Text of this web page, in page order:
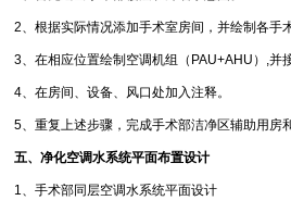
2、根据实际情况添加手术室房间，并绘制各手
3、在相应位置绘制空调机组（PAU+AHU）,并
4、在房间、设备、风口处加入注释。
5、重复上述步骤，完成手术部洁净区辅助用房
五、净化空调水系统平面布置设计
1、手术部同层空调水系统平面设计